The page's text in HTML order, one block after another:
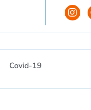
Covid-19